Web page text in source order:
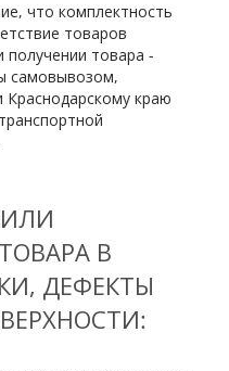
что комплектность
товаров
товара -
самовывозом,
Краснодарскому краю
В
ДЕФЕКТЫ